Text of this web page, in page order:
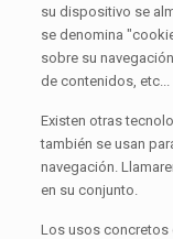
su dispositivo se
se denomina
sobre su
de contenidos, etc...
Existen otras
también se usan
navegación.
en su conjunto.
Los usos concretos